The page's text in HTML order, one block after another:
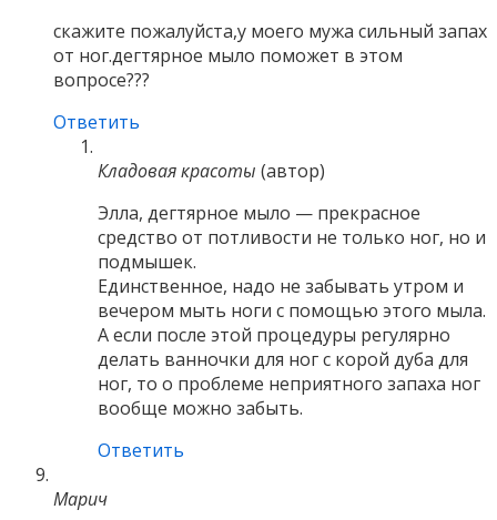
скажите пожалуйста,у моего мужа сильный запах
от ног.дегтярное мыло поможет в этом
вопросе???
Ответить
Кладовая красоты (автор)
Элла, дегтярное мыло — прекрасное
средство от потливости не только ног, но и
подмышек.
Единственное, надо не забывать утром и
вечером мыть ноги с помощью этого мыла.
А если после этой процедуры регулярно
делать ванночки для ног с корой дуба для
ног, то о проблеме неприятного запаха ног
вообще можно забыть.
Ответить
Марич